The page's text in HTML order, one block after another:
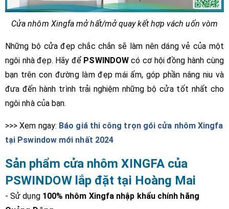
Cửa nhôm Xingfa mở hất/mở quay kết hợp vách uốn vòm
Những bộ cửa đẹp chắc chắn sẽ làm nên dáng vẻ của một
ngôi nhà đẹp. Hãy để PSWINDOWcó cơ hội đồng hành cùng
bạn trên con đường làm đẹp mái ấm, góp phần nâng niu và
đưa đến hành trình trải nghiệm những bộ cửa tốt nhất cho
ngôi nhà của bạn.
>>> Xem ngay: Báo giá thi công trọn gói cửa nhôm Xingfa
tại Pswindow mới nhất 2024
Sản phẩm cửa nhôm XINGFA của
PSWINDOW lắp đặt tại Hoàng Mai
- Sử dụng 100% nhôm Xingfa nhập khẩu chính hãng